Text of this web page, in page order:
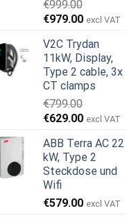
€999.00
Ursprünglicher
war:
€999.00
€979.00Aktueller
ist:
€979.00.
excl VAT
V2C Trydan
11kW, Display,
Type 2 cable, 3x
CT clamps
€799.00
Ursprünglicher
war:
€799.00
€629.00Aktueller
ist:
€629.00.
excl VAT
ABB Terra AC 22
kW, Type 2
Steckdose und
Wifi
€579.00 excl VAT